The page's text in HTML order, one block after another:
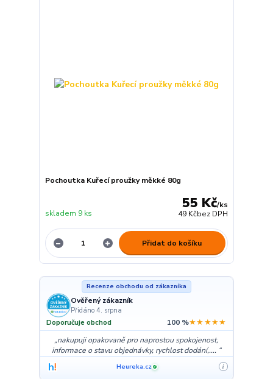
Pochoutka Kuřecí proužky měkké 80g
55 Kč/ks
49 Kčbez DPH
skladem 9 ks
Přidat do košíku
Recenze obchodu od zákazníka
Ověřený zákazník
Přidáno 4. srpna
Doporučuje obchod 100 %★★★★★
nakupuji opakovaně pro naprostou spokojenost,
informace o stavu objednávky, rychlost dodání,....
Heureka.cz ✓ i